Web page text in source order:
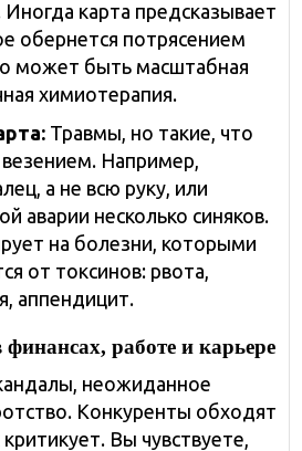
карта предсказывает
обернется потрясением
может быть масштабная
химиотерапия.
Травмы, но такие, что
Например,
а не всю руку, или
аварии несколько синяков.
на болезни, которыми
от токсинов: рвота,
аппендицит.
работе и карьере
неожиданное
Конкуренты обходят
критикует. Вы чувствуете,